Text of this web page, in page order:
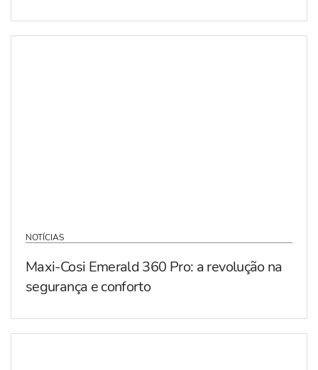
NOTÍCIAS
Maxi-Cosi Emerald 360 Pro: a revolução na
segurança e conforto